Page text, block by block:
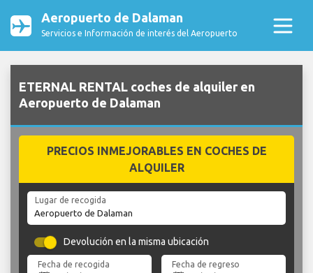
Aeropuerto de Dalaman
Servicios e Información de interés del Aeropuerto
ETERNAL RENTAL coches de alquiler en
Aeropuerto de Dalaman
PRECIOS INMEJORABLES EN COCHES DE
ALQUILER
Lugar de recogida
Devolución en la misma ubicación
Fecha de recogida Fecha de regreso